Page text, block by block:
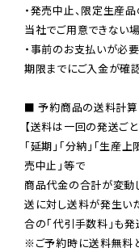
・発売中止、限定生産
当社でご用意できない場
・事前のお支払いが必
期限までにご入金が確
■ 予約商品の送料計算
【送料は一回の発送ご
「延期」「分納」「生産
売中止」等で
商品代金の合計が変動
送に対し送料が発生い
※ご予約時に送料無料